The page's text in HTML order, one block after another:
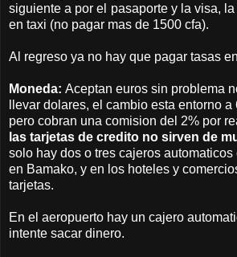
siguiente a por el pasaporte y la visa,
en taxi (no pagar mas de 1500 cfa).
Al regreso ya no hay que pagar tasas
Moneda: Aceptan euros sin problema
llevar dolares, el cambio esta entorno a
pero cobran una comision del 2% por
las tarjetas de credito no sirven de
solo hay dos o tres cajeros
en Bamako, y en los hoteles y
tarjetas.
En el aeropuerto hay un cajero
intente sacar dinero.